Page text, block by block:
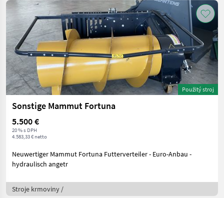
Použitý stroj
Sonstige Mammut Fortuna
5.500 €
20 % s DPH
4.583,33 € netto
Neuwertiger Mammut Fortuna Futterverteiler - Euro-Anbau -
hydraulisch angetr
Stroje krmoviny /